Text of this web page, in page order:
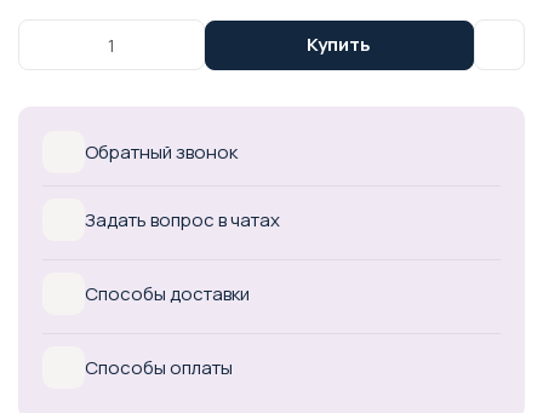
Купить
Обратный звонок
Задать вопрос в чатах
Способы доставки
Способы оплаты